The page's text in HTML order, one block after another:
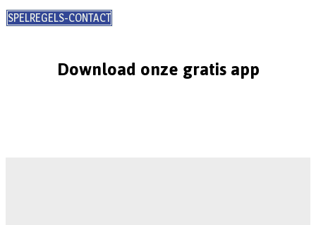
SPELREGELS-CONTACT
Download onze gratis app